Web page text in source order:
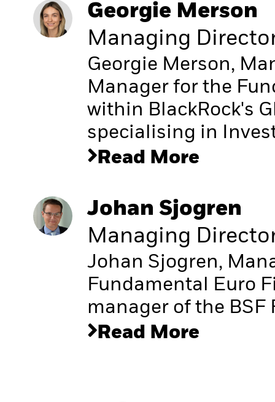
Georgie Merson
Managing
Georgie Merson,
Manager for the
within BlackRock's
specialising in
Read More
Johan Sjogren
Managing
Johan Sjogren,
Fundamental Euro
manager of the BSF
Read More